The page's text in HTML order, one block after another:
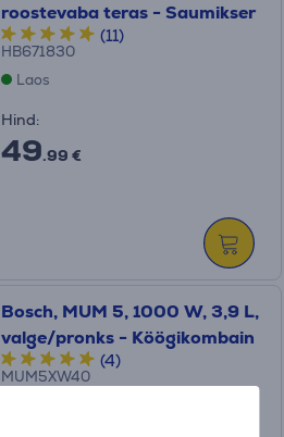
roostevaba teras - Saumikser
(11)
HB671830
Laos
Hind:
49.99 €
Bosch, MUM 5, 1000 W, 3,9 L,
valge/pronks - Köögikombain
(4)
MUM5XW40